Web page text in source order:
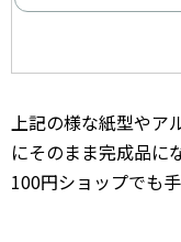
上記の様な紙型やア
にそのまま完成品に
100円ショップでも手